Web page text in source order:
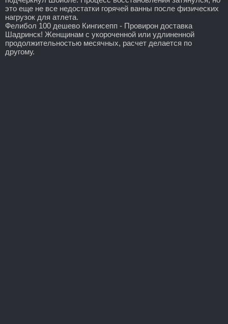
это еще не все недостатки горячей ванны после физических
нагрузок для атлета.
Фелибол 100 дешево Кингисепп - Провирон доставка
Шадринск! Женщинам с укороченной или удлиненной
продолжительностью месячных, расчет делается по
другому.